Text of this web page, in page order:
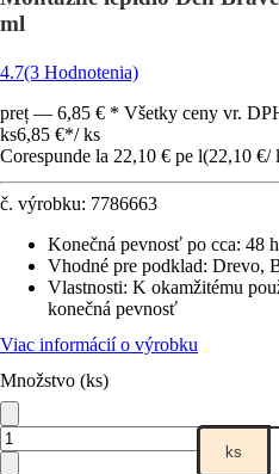
ml
4.7(3 Hodnotenia)
preț — 6,85 € * Všetky ceny vr.
ks6,85 €*/ ks
Corespunde la 22,10 € pe l(22,10 €/ l
č. výrobku: 7786663
Konečná pevnosť po cca: 48 h
Vhodné pre podklad: Drevo,
Vlastnosti: K okamžitému
konečná pevnosť
Viac informácií o výrobku
Množstvo (ks)
ks